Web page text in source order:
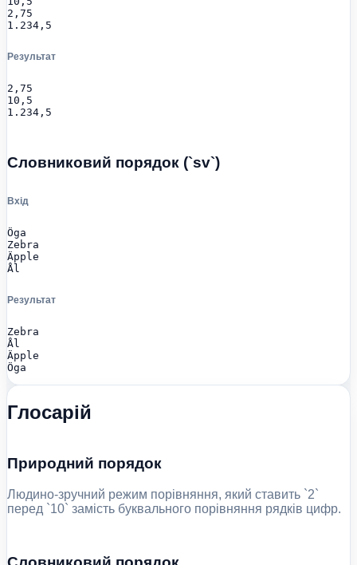
2,75
1.234,5
Результат
2,75
10,5
1.234,5
Словниковий порядок (`sv`)
Вхід
Öga
Zebra
Äpple
Ål
Результат
Zebra
Ål
Äpple
Öga
Глосарій
Природний порядок
Людино-зручний режим порівняння, який ставить `2`
перед `10` замість буквального порівняння рядків цифр.